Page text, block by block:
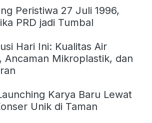
Peristiwa 27 Juli 1996,
PRD jadi Tumbal
Hari Ini: Kualitas Air
Ancaman Mikroplastik, dan
Karya Baru Lewat
Unik di Taman